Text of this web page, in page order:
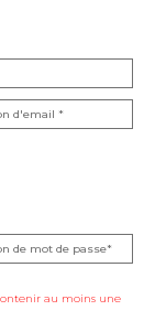
au moins une